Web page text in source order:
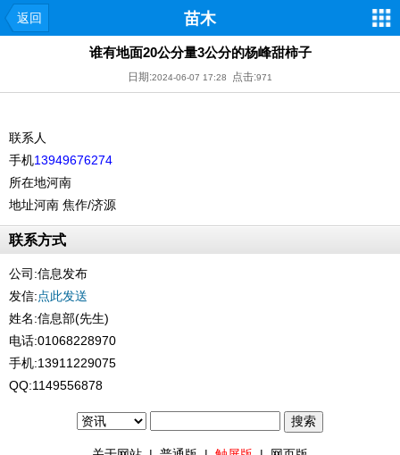
返回 苗木
谁有地面20公分量3公分的杨峰甜柿子
日期:2024-06-07 17:28 点击:971
联系人
手机13949676274
所在地河南
地址河南 焦作/济源
联系方式
公司:信息发布
发信:点此发送
姓名:信息部(先生)
电话:01068228970
手机:13911229075
QQ:1149556878